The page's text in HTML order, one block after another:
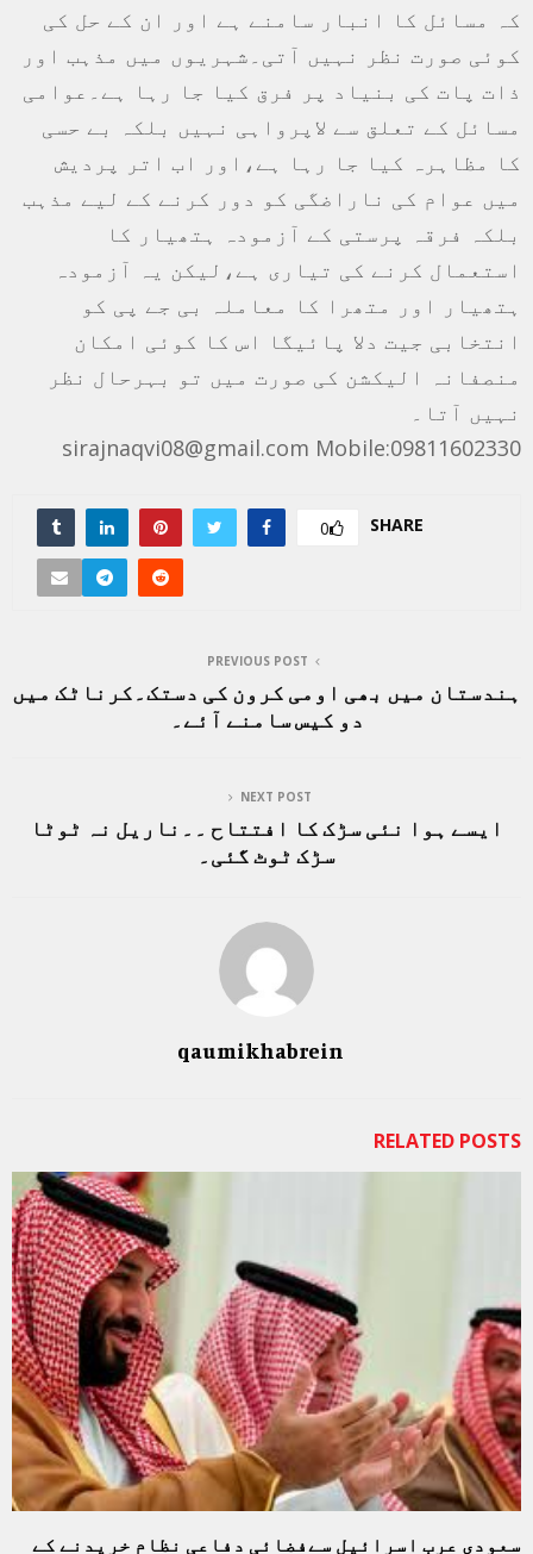
کہ مسائل کا انبار سامنے ہے اور ان کے حل کی
کوئی صورت نظر نہیں آتی۔شہریوں میں مذہب اور
ذات پات کی بنیاد پر فرق کیا جا رہا ہے۔عوامی
مسائل کے تعلق سے لاپرواہی نہیں بلکہ بے حسی
کا مظاہرہ کیا جا رہا ہے،اور اب اتر پردیش
میں عوام کی ناراضگی کو دور کرنے کے لیے مذہب
بلکہ فرقہ پرستی کے آزمودہ ہتھیار کا
استعمال کرنے کی تیاری ہے،لیکن یہ آزمودہ
ہتھیار اور متھرا کا معاملہ بی جے پی کو
انتخابی جیت دلا پائیگا اس کا کوئی امکان
منصفانہ الیکشن کی صورت میں تو بہرحال نظر
نہیں آتا۔
sirajnaqvi08@gmail.com Mobile:09811602330
SHARE
0
PREVIOUS POST
ہندستان میں بھی اومی کرون کی دستک۔کرناٹک میں
دو کیس سامنے آئے۔
NEXT POST
ایسے ہوا نئی سڑک کا افتتاح ۔۔ناریل نہ ٹوٹا
سڑک ٹوٹ گئی۔
qaumikhabrein
RELATED POSTS
سعودی عرب اسرائیل سےفضائی دفاعی نظام خریدنے کے